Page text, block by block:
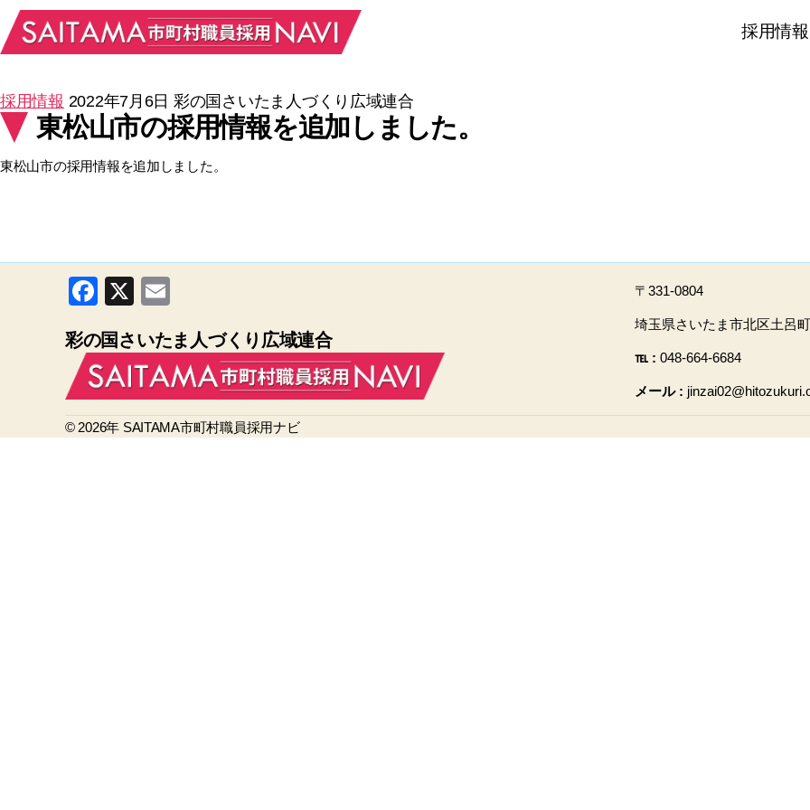
採用情報
採用情報 2022年7月6日 彩の国さいたま人づくり広域連合
東松山市の採用情報を追加しました。
東松山市の採用情報を追加しました。
F
c
e
b
o
X
ail
彩の国さいたま人づくり広域連合
〒331-0804
埼玉県さいたま市北区土呂
℡ : 048-664-6684
メール :
© 2026年 SAITAMA市町村職員採用ナビ